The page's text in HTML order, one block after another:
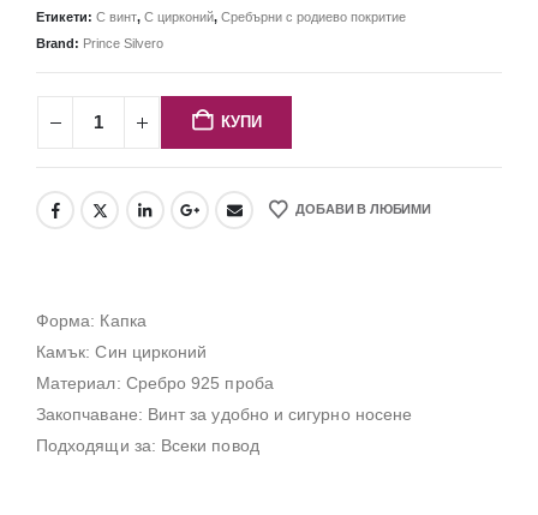
Етикети: С винт, С цирконий, Сребърни с родиево покритие
Brand: Prince Silvero
КУПИ
ДОБАВИ В ЛЮБИМИ
Форма: Капка
Камък: Син цирконий
Материал: Сребро 925 проба
Закопчаване: Винт за удобно и сигурно носене
Подходящи за: Всеки повод